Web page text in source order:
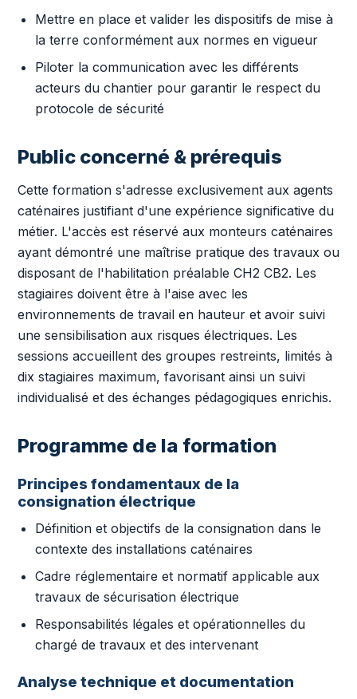
Mettre en place et valider les dispositifs de mise à
la terre conformément aux normes en vigueur
Piloter la communication avec les différents
acteurs du chantier pour garantir le respect du
protocole de sécurité
Public concerné & prérequis
Cette formation s'adresse exclusivement aux agents
caténaires justifiant d'une expérience significative du
métier. L'accès est réservé aux monteurs caténaires
ayant démontré une maîtrise pratique des travaux ou
disposant de l'habilitation préalable CH2 CB2. Les
stagiaires doivent être à l'aise avec les
environnements de travail en hauteur et avoir suivi
une sensibilisation aux risques électriques. Les
sessions accueillent des groupes restreints, limités à
dix stagiaires maximum, favorisant ainsi un suivi
individualisé et des échanges pédagogiques enrichis.
Programme de la formation
Principes fondamentaux de la
consignation électrique
Définition et objectifs de la consignation dans le
contexte des installations caténaires
Cadre réglementaire et normatif applicable aux
travaux de sécurisation électrique
Responsabilités légales et opérationnelles du
chargé de travaux et des intervenant
Analyse technique et documentation